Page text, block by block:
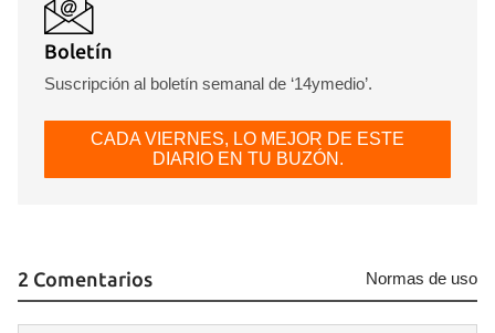
Boletín
Suscripción al boletín semanal de ‘14ymedio’.
CADA VIERNES, LO MEJOR DE ESTE
DIARIO EN TU BUZÓN.
2 Comentarios Normas de uso